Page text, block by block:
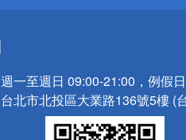
週一至週日 09:00-21:00，例假
台北市北投區大業路136號5樓 (